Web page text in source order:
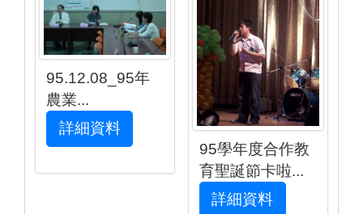
95.12.08_95年
農業...
詳細資料
95學年度合作教
育聖誕節卡啦...
詳細資料